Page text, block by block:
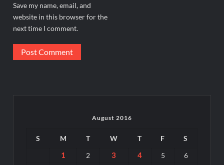
Save my name, email, and
website in this browser for the
next time I comment.
August 2016
S M T W T F S
1 2 3 4 5 6